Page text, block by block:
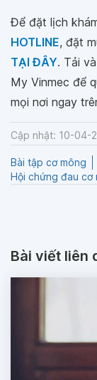
Để đặt lịch
HOTLINE, đặt
TẠI ĐÂY. Tải
My Vinmec để
mọi nơi ngay
Cập nhật: 10-04-
Bài tập cơ mông
Hội chứng đau cơ
Bài viết liên